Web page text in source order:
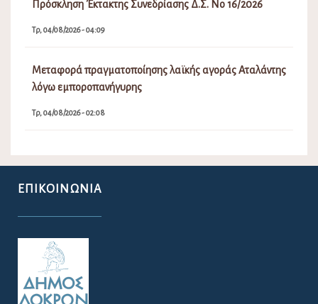
Πρόσκληση Έκτακτης Συνεδρίασης Δ.Σ. Νο 16/2026
Τρ, 04/08/2026 - 04:09
Μεταφορά πραγματοποίησης λαϊκής αγοράς Αταλάντης
λόγω εμποροπανήγυρης
Τρ, 04/08/2026 - 02:08
ΕΠΙΚΟΙΝΩΝΊΑ